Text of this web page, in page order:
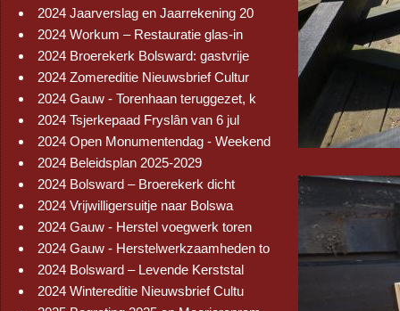
2024 Jaarverslag en Jaarrekening 20
2024 Workum – Restauratie glas-in
2024 Broerekerk Bolsward: gastvrije
2024 Zomereditie Nieuwsbrief Cultur
2024 Gauw - Torenhaan teruggezet, k
2024 Tsjerkepaad Fryslân van 6 jul
2024 Open Monumentendag - Weekend
2024 Beleidsplan 2025-2029
2024 Bolsward – Broerekerk dicht
2024 Vrijwilligersuitje naar Bolswa
2024 Gauw - Herstel voegwerk toren
2024 Gauw - Herstelwerkzaamheden to
2024 Bolsward – Levende Kerststal
2024 Wintereditie Nieuwsbrief Cultu